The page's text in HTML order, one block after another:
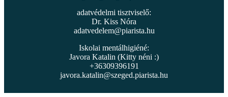
adatvédelmi tisztviselő:
Dr. Kiss Nóra
adatvedelem@piarista.hu
Iskolai mentálhigiéné:
Javora Katalin (Kitty néni :)
+36309396191
javora.katalin@szeged.piarista.hu